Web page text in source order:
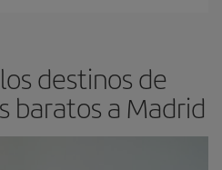
destinos de
baratos a Madrid